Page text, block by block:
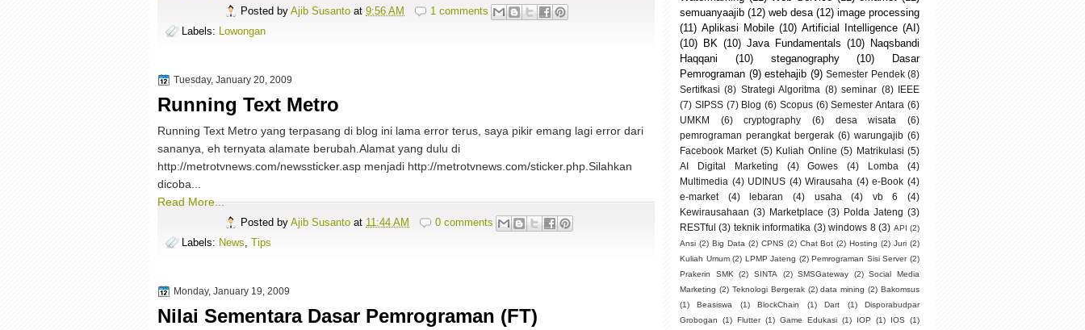
Posted by Ajib Susanto at 9:56 AM
1 comments
Labels: Lowongan
Tuesday, January 20, 2009
Running Text Metro
Running Text Metro yang terpasang di blog ini lama error terus, saya pikir emang lagi error dari
sananya, eh ternyata alamate berubah.Alamat yang dulu di
http://metrotvnews.com/newssticker.asp menjadi http://metrotvnews.com/sticker.php.Silahkan
dicoba...
Read More...
Posted by Ajib Susanto at 11:44 AM
0 comments
Labels: News, Tips
Monday, January 19, 2009
Nilai Sementara Dasar Pemrograman (FT)
semuanyaajib (12) web desa (12) image processing
(11) Aplikasi Mobile (10) Artificial Intelligence (AI)
(10) BK (10) Java Fundamentals (10) Naqsbandi
Haqqani
(10) steganography (10)
Dasar
Pemrograman (9) estehajib (9) Semester Pendek (8)
Sertifkasi (8) Strategi Algoritma (8) seminar (8)
IEEE
(7) SIPSS (7) Blog (6) Scopus (6) Semester Antara (6)
UMKM
(6) cryptography (6) desa wisata
(6)
pemrograman perangkat bergerak (6) warungajib (6)
Facebook Market (5) Kuliah Online (5) Matrikulasi (5)
AI Digital Marketing
(4) Gowes (4) Lomba
(4)
Multimedia (4) UDINUS (4) Wirausaha (4) e-Book (4)
e-market
(4) lebaran (4) usaha (4) vb 6
(4)
Kewirausahaan (3) Marketplace (3) Polda Jateng (3)
RESTful
(3) teknik informatika (3) windows 8 (3) API (2)
Ansi (2) Big Data (2) CPNS (2) Chat Bot (2) Hosting (2) Juri (2)
Kuliah Umum (2) LPMP Jateng (2) Pemrograman Sisi Server (2)
Prakerin SMK
(2) SINTA (2) SMSGateway (2)
Social Media
Marketing (2) Teknologi Bergerak (2) data mining (2) Bakomsus
(1)
Beasiswa (1) BlockChain (1) Dart (1)
Disporabudpar
Grobogan
(1) Flutter (1) Game Edukasi (1) IOP (1) IOS
(1)